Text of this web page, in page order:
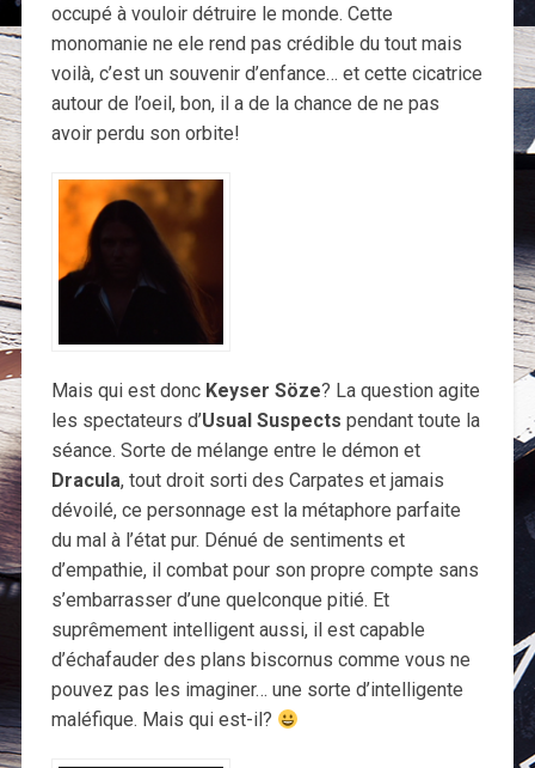
occupé à vouloir détruire le monde. Cette
monomanie ne ele rend pas crédible du tout mais
voilà, c’est un souvenir d’enfance… et cette cicatrice
autour de l’oeil, bon, il a de la chance de ne pas
avoir perdu son orbite!
Mais qui est donc Keyser Söze? La question agite
les spectateurs d’Usual Suspects pendant toute la
séance. Sorte de mélange entre le démon et
Dracula, tout droit sorti des Carpates et jamais
dévoilé, ce personnage est la métaphore parfaite
du mal à l’état pur. Dénué de sentiments et
d’empathie, il combat pour son propre compte sans
s’embarrasser d’une quelconque pitié. Et
suprêmement intelligent aussi, il est capable
d’échafauder des plans biscornus comme vous ne
pouvez pas les imaginer… une sorte d’intelligente
maléfique. Mais qui est-il?